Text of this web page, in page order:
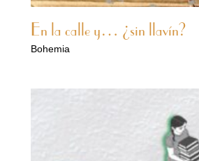
En la calle y… ¿sin llavín?
Bohemia